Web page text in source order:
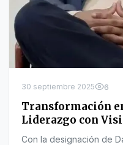
30 septiembre 2025 6
Transformación
Liderazgo con
Con la designación de